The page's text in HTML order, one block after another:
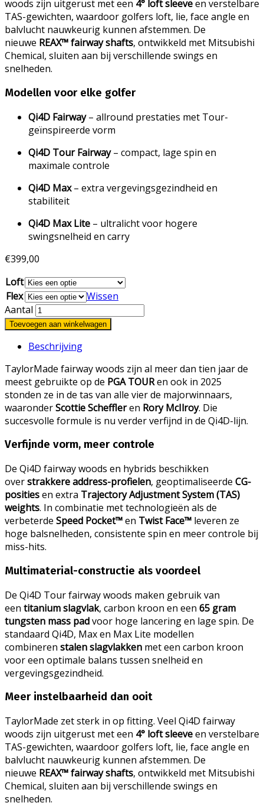
woods zijn uitgerust met een 4° loft sleeveen verstelbare
TAS-gewichten, waardoor golfers loft, lie, face angle en
balvlucht nauwkeurig kunnen afstemmen. De
nieuwe REAX™ fairway shafts, ontwikkeld met Mitsubishi
Chemical, sluiten aan bij verschillende swings en
snelheden.
Modellen voor elke golfer
Qi4D Fairway– allround prestaties met Tour-
geïnspireerde vorm
Qi4D Tour Fairway– compact, lage spin en
maximale controle
Qi4D Max– extra vergevingsgezindheid en
stabiliteit
Qi4D Max Lite – ultralicht voor hogere
swingsnelheid en carry
€399,00
Loft
Flex
Wissen
Aantal
Toevoegen aan winkelwagen
Beschrijving
TaylorMade fairway woods zijn al meer dan tien jaar de
meest gebruikte op de PGA TOURen ook in 2025
stonden ze in de tas van alle vier de majorwinnaars,
waaronderScottie Scheffleren Rory McIlroy. Die
succesvolle formule is nu verder verfijnd in de Qi4D-lijn.
Verfijnde vorm, meer controle
De Qi4D fairway woods en hybrids beschikken
overstrakkere address-profielen, geoptimaliseerde CG-
positiesen extra Trajectory Adjustment System (TAS)
weights. In combinatie met technologieën als de
verbeterde Speed Pocket™en Twist Face™ leveren ze
hoge balsnelheden, consistente spin en meer controle bij
miss-hits.
Multimaterial-constructie als voordeel
De Qi4D Tour fairway woods maken gebruik van
een titanium slagvlak, carbon kroon en een 65 gram
tungsten mass padvoor hoge lancering en lage spin. De
standaard Qi4D, Max en Max Lite modellen
combineren stalen slagvlakken met een carbon kroon
voor een optimale balans tussen snelheid en
vergevingsgezindheid.
Meer instelbaarheid dan ooit
TaylorMade zet sterk in op fitting. Veel Qi4D fairway
woods zijn uitgerust met een 4° loft sleeveen verstelbare
TAS-gewichten, waardoor golfers loft, lie, face angle en
balvlucht nauwkeurig kunnen afstemmen. De
nieuwe REAX™ fairway shafts, ontwikkeld met Mitsubishi
Chemical, sluiten aan bij verschillende swings en
snelheden.